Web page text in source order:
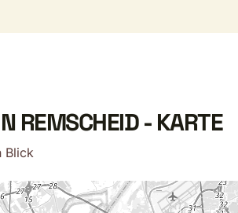
REMSCHEID - KARTE
Blick